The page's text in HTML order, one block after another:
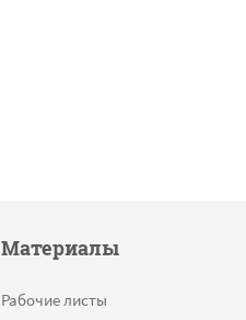
Материалы
Рабочие листы